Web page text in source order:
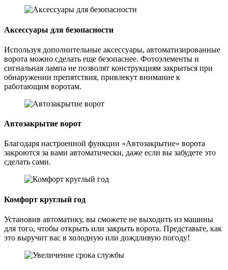
Аксессуары для безопасности
Используя дополнительные аксессуары, автоматизированные
ворота можно сделать еще безопаснее. Фотоэлементы и
сигнальная лампа не позволят конструкциям закрыться при
обнаружении препятствия, привлекут внимание к
работающим воротам.
Автозакрытие ворот
Благодаря настроенной функции «Автозакрытие» ворота
закроются за вами автоматически, даже если вы забудете это
сделать сами.
Комфорт круглый год
Установив автоматику, вы сможете не выходить из машины
для того, чтобы открыть или закрыть ворота. Представьте, как
это выручит вас в холодную или дождливую погоду!